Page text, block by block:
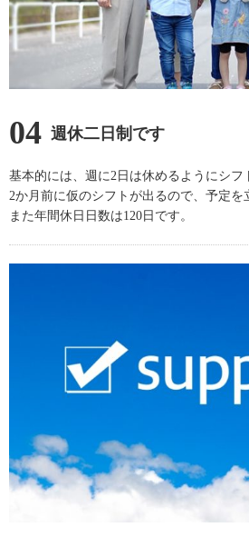
04 週休二日制です
基本的には、週に2日は休めるようにシフ
2か月前に仮のシフトが出るので、予定を
また年間休日日数は120日です。